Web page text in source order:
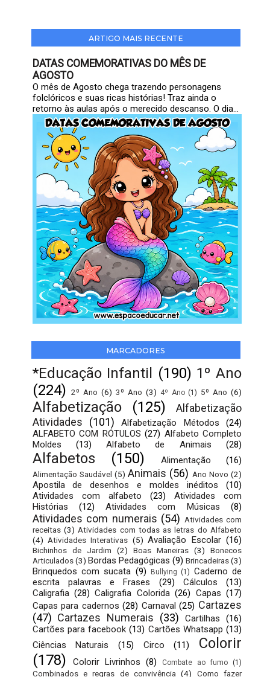
ARTIGO MAIS RECENTE
DATAS COMEMORATIVAS DO MÊS DE
AGOSTO
O mês de Agosto chega trazendo personagens
folclóricos e suas ricas histórias! Traz ainda o
retorno às aulas após o merecido descanso. O dia...
MARCADORES
*Educação Infantil (190) 1º Ano
(224) 2º Ano (6) 3º Ano (3) 4º Ano (1) 5º Ano (6)
Alfabetização (125)
Alfabetização
Atividades
(101) Alfabetização Métodos
(24)
ALFABETO COM RÓTULOS (27) Alfabeto Completo
Moldes
(13) Alfabeto de Animais (28)
Alfabetos (150) Alimentação (16)
Alimentação Saudável (5) Animais (56) Ano Novo (2)
Apostila de desenhos e moldes inéditos
(10)
Atividades com alfabeto
(23)
Atividades com
Histórias
(12) Atividades com Músicas (8)
Atividades com numerais (54) Atividades com
receitas (3) Atividades com todas as letras do Alfabeto
(4) Atividades Interativas (5) Avaliação Escolar (16)
Bichinhos de Jardim (2) Boas Maneiras (3)
Bonecos
Articulados (3) Bordas Pedagógicas (9) Brincadeiras(3)
Brinquedos com sucata (9) Bullying (1) Caderno de
escrita palavras e Frases
(29) Cálculos
(13)
Caligrafia (28) Caligrafia Colorida (26) Capas (17)
Capas para cadernos (28) Carnaval (25) Cartazes
(47) Cartazes Numerais (33) Cartilhas
(16)
Cartões para facebook (13) Cartões Whatsapp (13)
Ciências Naturais
(15) Circo (11)
Colorir
(178)
Colorir Livrinhos (8) Combate ao fumo (1)
Combinados e regras de convivência (4)
Como fazer